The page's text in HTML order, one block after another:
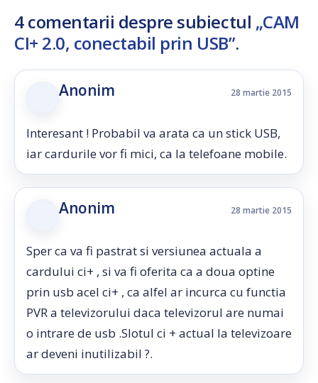
4 comentarii despre subiectul „CAM
CI+ 2.0, conectabil prin USB”.
Anonim 28 martie 2015
Interesant ! Probabil va arata ca un stick USB,
iar cardurile vor fi mici, ca la telefoane mobile.
Anonim 28 martie 2015
Sper ca va fi pastrat si versiunea actuala a
cardului ci+ , si va fi oferita ca a doua optine
prin usb acel ci+ , ca alfel ar incurca cu functia
PVR a televizorului daca televizorul are numai
o intrare de usb .Slotul ci + actual la televizoare
ar deveni inutilizabil ?.